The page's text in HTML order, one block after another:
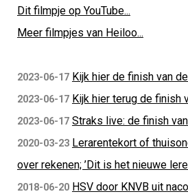
Dit filmpje op YouTube...
Meer filmpjes van Heiloo...
2023-06-17 Kijk hier de finish van
2023-06-17 Kijk hier terug de finish
2023-06-17 Straks live: de finish
2020-03-23 Lerarentekort of
over rekenen; ’Dit is het nieuwe
2018-06-20 HSV door KNVB uit